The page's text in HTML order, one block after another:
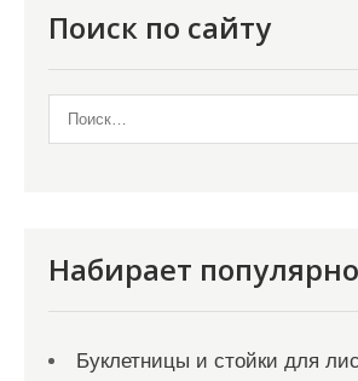
Поиск по сайту
Набирает
Буклетницы и стойки для